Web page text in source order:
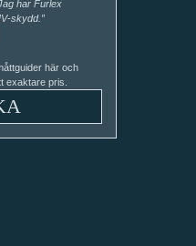
har Furlex
skydd.”
här och
exaktare pris.